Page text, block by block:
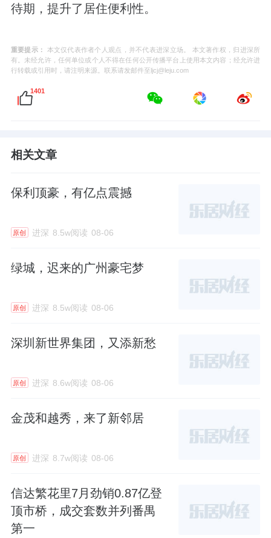
待期，提升了居住便利性。
重要提示：
本文仅代表作者个人观点，并不代表进深立场。 本文著作权，归进深所
有。未经允许，任何单位或个人不得在任何公开传播平台上使用本文内容；经允许进
行转载或引用时，请注明来源。联系请发邮件至ljcj@leju.com
1401
相关文章
保利顶豪，有亿点震撼
原创 进深 8.5w阅读 08-06
绿城，迟来的广州豪宅梦
原创 进深 8.5w阅读 08-06
深圳新世界集团，又添新愁
原创 进深 8.6w阅读 08-06
金茂和越秀，来了新邻居
原创 进深 8.7w阅读 08-06
信达繁花里7月劲销0.87亿登
顶市桥，成交套数并列番禺
第一